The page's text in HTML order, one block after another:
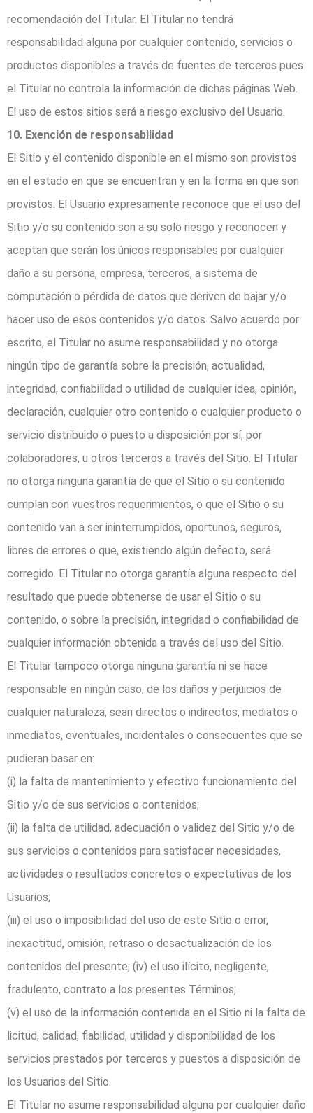
recomendación del Titular. El Titular no tendrá
responsabilidad alguna por cualquier contenido, servicios o
productos disponibles a través de fuentes de terceros pues
el Titular no controla la información de dichas páginas Web.
El uso de estos sitios será a riesgo exclusivo del Usuario.
10. Exención de responsabilidad
El Sitio y el contenido disponible en el mismo son provistos
en el estado en que se encuentran y en la forma en que son
provistos. El Usuario expresamente reconoce que el uso del
Sitio y/o su contenido son a su solo riesgo y reconocen y
aceptan que serán los únicos responsables por cualquier
daño a su persona, empresa, terceros, a sistema de
computación o pérdida de datos que deriven de bajar y/o
hacer uso de esos contenidos y/o datos. Salvo acuerdo por
escrito, el Titular no asume responsabilidad y no otorga
ningún tipo de garantía sobre la precisión, actualidad,
integridad, confiabilidad o utilidad de cualquier idea, opinión,
declaración, cualquier otro contenido o cualquier producto o
servicio distribuido o puesto a disposición por sí, por
colaboradores, u otros terceros a través del Sitio. El Titular
no otorga ninguna garantía de que el Sitio o su contenido
cumplan con vuestros requerimientos, o que el Sitio o su
contenido van a ser ininterrumpidos, oportunos, seguros,
libres de errores o que, existiendo algún defecto, será
corregido. El Titular no otorga garantía alguna respecto del
resultado que puede obtenerse de usar el Sitio o su
contenido, o sobre la precisión, integridad o confiabilidad de
cualquier información obtenida a través del uso del Sitio.
El Titular tampoco otorga ninguna garantía ni se hace
responsable en ningún caso, de los daños y perjuicios de
cualquier naturaleza, sean directos o indirectos, mediatos o
inmediatos, eventuales, incidentales o consecuentes que se
pudieran basar en:
(i) la falta de mantenimiento y efectivo funcionamiento del
Sitio y/o de sus servicios o contenidos;
(ii) la falta de utilidad, adecuación o validez del Sitio y/o de
sus servicios o contenidos para satisfacer necesidades,
actividades o resultados concretos o expectativas de los
Usuarios;
(iii) el uso o imposibilidad del uso de este Sitio o error,
inexactitud, omisión, retraso o desactualización de los
contenidos del presente; (iv) el uso ilícito, negligente,
fradulento, contrato a los presentes Términos;
(v) el uso de la información contenida en el Sitio ni la falta de
licitud, calidad, fiabilidad, utilidad y disponibilidad de los
servicios prestados por terceros y puestos a disposición de
los Usuarios del Sitio.
El Titular no asume responsabilidad alguna por cualquier daño